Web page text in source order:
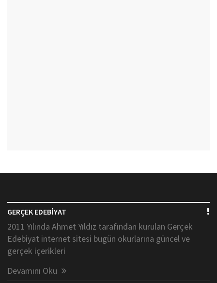
GERÇEK EDEBİYAT
2011 Yılında Ahmet Yıldız tarafından kurulan Gerçek
Edebiyat internet sitesi bugün okurlarına güncel ve
gerçek içerikleri
Devamını Oku